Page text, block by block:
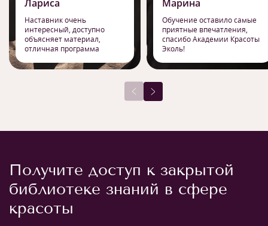
Лариса
Наставник очень
интересный, доступно
объясняет материал,
отличная программа
Марина
Обучение оставило самые
приятные впечатления,
спасибо Академии Красоты
Эколь!
Получите доступ к закрытой
библиотеке знаний в сфере
красоты